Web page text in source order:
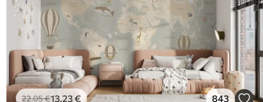
22.05€13.23€ 843